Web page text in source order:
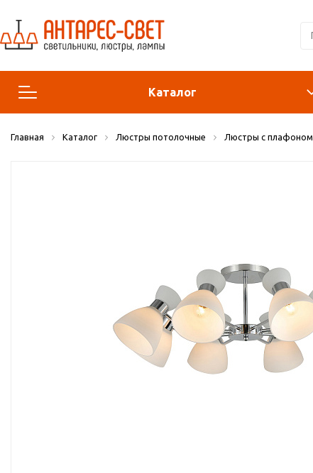
Каталог
Люстры и подвесы
Главная Каталог Люстры потолочные Люстры с плафоном